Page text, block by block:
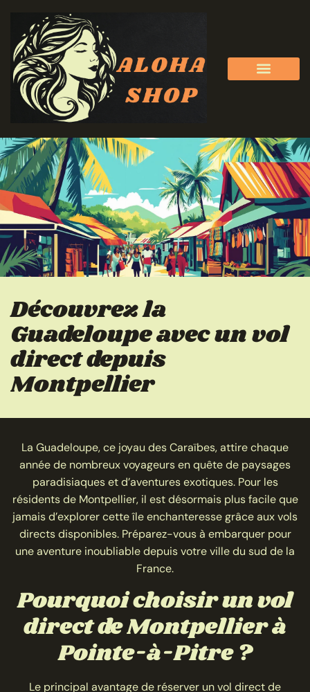
Découvrez la
Guadeloupe avec un vol
direct depuis
Montpellier
La Guadeloupe, ce joyau des Caraïbes, attire chaque
année de nombreux voyageurs en quête de paysages
paradisiaques et d’aventures exotiques. Pour les
résidents de Montpellier, il est désormais plus facile que
jamais d’explorer cette île enchanteresse grâce aux vols
directs disponibles. Préparez-vous à embarquer pour
une aventure inoubliable depuis votre ville du sud de la
France.
Pourquoi choisir un vol
direct de Montpellier à
Pointe-à-Pitre ?
Le principal avantage de réserver un vol direct de